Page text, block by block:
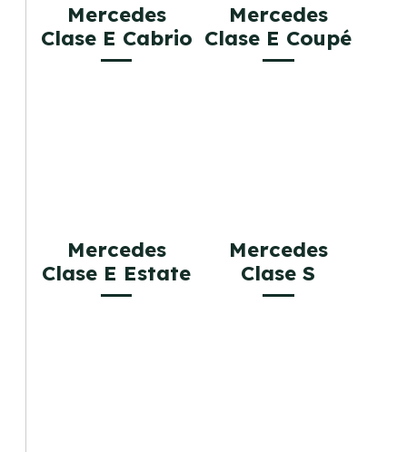
Mercedes
Clase E Cabrio
Mercedes
Clase E Coupé
Mercedes
Clase E Estate
Mercedes
Clase S